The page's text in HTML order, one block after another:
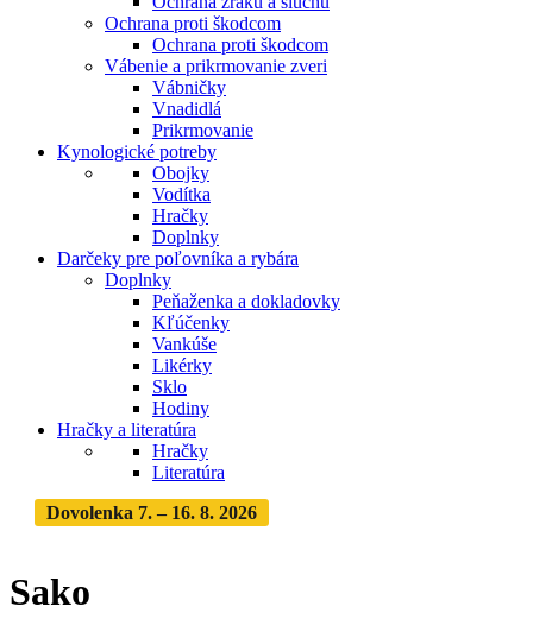
Ochrana proti škodcom
Ochrana proti škodcom
Vábenie a prikrmovanie zveri
Vábničky
Vnadidlá
Prikrmovanie
Kynologické potreby
Obojky
Vodítka
Hračky
Doplnky
Darčeky pre poľovníka a rybára
Doplnky
Peňaženka a dokladovky
Kľúčenky
Vankúše
Likérky
Sklo
Hodiny
Hračky a literatúra
Hračky
Literatúra
Dovolenka 7. – 16. 8. 2026
Sako